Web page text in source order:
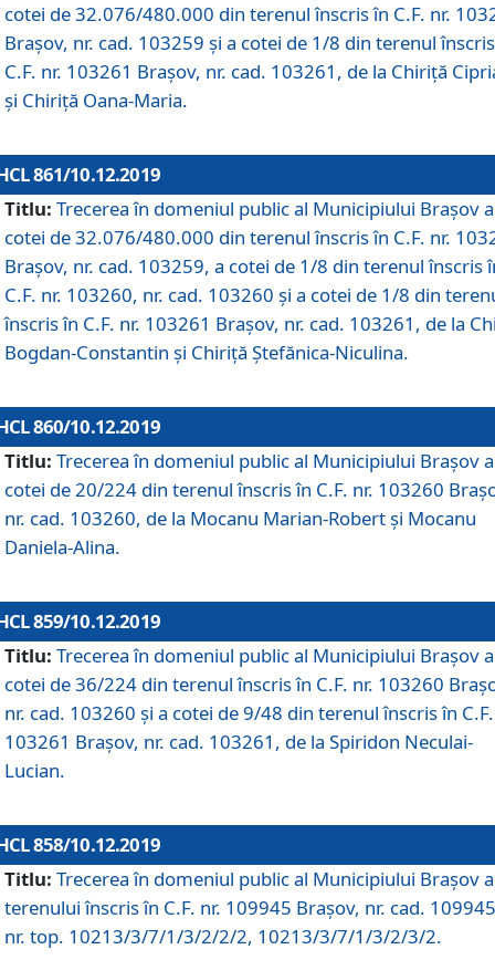
cotei de 32.076/480.000 din terenul înscris în C.F. nr.
Brașov, nr. cad. 103259 și a cotei de 1/8 din terenul
C.F. nr. 103261 Brașov, nr. cad. 103261, de la Chiriță
și Chiriță Oana-Maria.
861/10.12.2019
Titlu: Trecerea în domeniul public al Municipiului Braşov a
cotei de 32.076/480.000 din terenul înscris în C.F. nr.
Brașov, nr. cad. 103259, a cotei de 1/8 din terenul înscris
C.F. nr. 103260, nr. cad. 103260 și a cotei de 1/8 din
înscris în C.F. nr. 103261 Brașov, nr. cad. 103261, de la
Bogdan-Constantin și Chiriță Ștefănica-Niculina.
860/10.12.2019
Titlu: Trecerea în domeniul public al Municipiului Braşov a
cotei de 20/224 din terenul înscris în C.F. nr. 103260
nr. cad. 103260, de la Mocanu Marian-Robert și Mocanu
Daniela-Alina.
859/10.12.2019
Titlu: Trecerea în domeniul public al Municipiului Braşov a
cotei de 36/224 din terenul înscris în C.F. nr. 103260
nr. cad. 103260 și a cotei de 9/48 din terenul înscris în
103261 Brașov, nr. cad. 103261, de la Spiridon Neculai-
Lucian.
858/10.12.2019
Titlu: Trecerea în domeniul public al Municipiului Braşov a
terenului înscris în C.F. nr. 109945 Brașov, nr. cad.
nr. top. 10213/3/7/1/3/2/2/2, 10213/3/7/1/3/2/3/2.